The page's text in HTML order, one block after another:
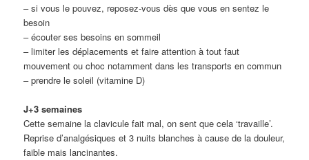
– si vous le pouvez, reposez-vous dès que vous en sentez le
besoin
– écouter ses besoins en sommeil
– limiter les déplacements et faire attention à tout faut
mouvement ou choc notamment dans les transports en commun
– prendre le soleil (vitamine D)
J+3 semaines
Cette semaine la clavicule fait mal, on sent que cela ‘travaille’.
Reprise d’analgésiques et 3 nuits blanches à cause de la douleur,
faible mais lancinantes.